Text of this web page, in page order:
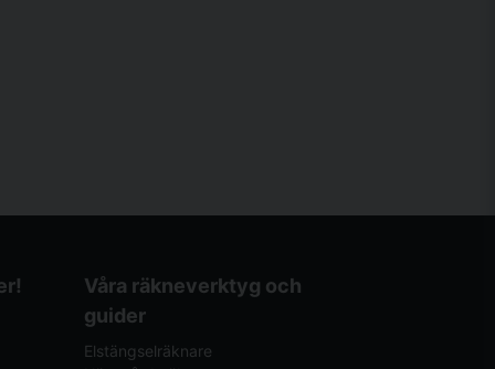
Våra räkneverktyg och
guider
Elstängselräknare